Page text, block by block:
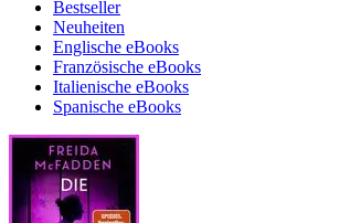
Bestseller
Neuheiten
Englische eBooks
Französische eBooks
Italienische eBooks
Spanische eBooks